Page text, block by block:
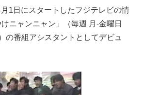
1日にスタートしたフジテレビの情
ニャンニャン」（毎週 月-金曜日
の番組アシスタントとしてデビュ